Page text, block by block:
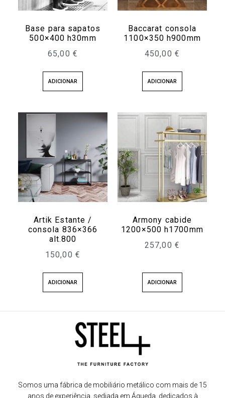
Base para sapatos
500×400 h30mm
65,00 €
ADICIONAR
Baccarat consola
1100×350 h900mm
450,00 €
ADICIONAR
Artik Estante /
consola 836×366
alt.800
150,00 €
ADICIONAR
Armony cabide
1200×500 h1700mm
257,00 €
ADICIONAR
Somos uma fábrica de mobiliário metálico com mais de 15
anos de experiência, sediada em Águeda, dedicados à